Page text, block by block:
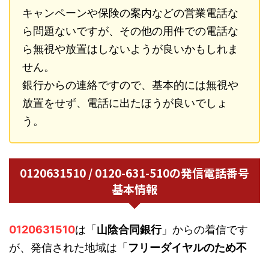
キャンペーンや保険の案内などの営業電話な
ら問題ないですが、その他の用件での電話な
ら無視や放置はしないようが良いかもしれま
せん。
銀行からの連絡ですので、基本的には無視や
放置をせず、電話に出たほうが良いでしょ
う。
0120631510 / 0120-631-510の発信電話番号
基本情報
0120631510は「 山陰合同銀行」からの着信です
が、発信された地域は「 フリーダイヤルのため不